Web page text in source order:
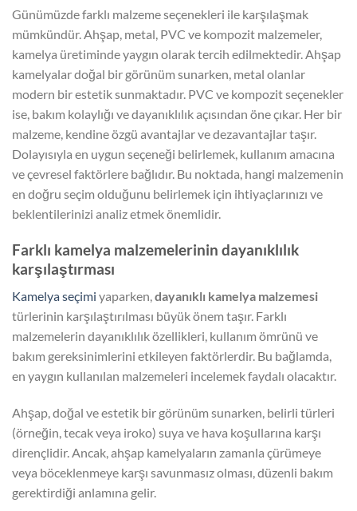
Günümüzde farklı malzeme seçenekleri ile karşılaşmak
mümkündür. Ahşap, metal, PVC ve kompozit malzemeler,
kamelya üretiminde yaygın olarak tercih edilmektedir. Ahşap
kamelyalar doğal bir görünüm sunarken, metal olanlar
modern bir estetik sunmaktadır. PVC ve kompozit seçenekler
ise, bakım kolaylığı ve dayanıklılık açısından öne çıkar. Her bir
malzeme, kendine özgü avantajlar ve dezavantajlar taşır.
Dolayısıyla en uygun seçeneği belirlemek, kullanım amacına
ve çevresel faktörlere bağlıdır. Bu noktada, hangi malzemenin
en doğru seçim olduğunu belirlemek için ihtiyaçlarınızı ve
beklentilerinizi analiz etmek önemlidir.
Farklı kamelya malzemelerinin dayanıklılık
karşılaştırması
Kamelya seçimi yaparken,dayanıklı kamelya malzemesi
türlerinin karşılaştırılması büyük önem taşır. Farklı
malzemelerin dayanıklılık özellikleri, kullanım ömrünü ve
bakım gereksinimlerini etkileyen faktörlerdir. Bu bağlamda,
en yaygın kullanılan malzemeleri incelemek faydalı olacaktır.
Ahşap, doğal ve estetik bir görünüm sunarken, belirli türleri
(örneğin, tecak veya iroko) suya ve hava koşullarına karşı
dirençlidir. Ancak, ahşap kamelyaların zamanla çürümeye
veya böceklenmeye karşı savunmasız olması, düzenli bakım
gerektirdiği anlamına gelir.